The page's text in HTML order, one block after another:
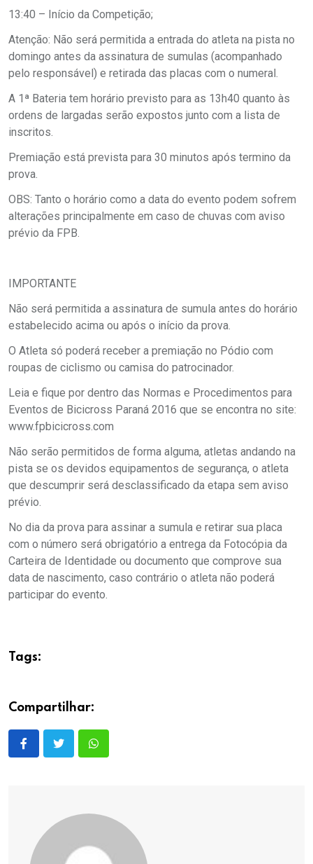
13:40 – Início da Competição;
Atenção: Não será permitida a entrada do atleta na pista no
domingo antes da assinatura de sumulas (acompanhado
pelo responsável) e retirada das placas com o numeral.
A 1ª Bateria tem horário previsto para as 13h40 quanto às
ordens de largadas serão expostos junto com a lista de
inscritos.
Premiação está prevista para 30 minutos após termino da
prova.
OBS: Tanto o horário como a data do evento podem sofrem
alterações principalmente em caso de chuvas com aviso
prévio da FPB.
IMPORTANTE
Não será permitida a assinatura de sumula antes do horário
estabelecido acima ou após o início da prova.
O Atleta só poderá receber a premiação no Pódio com
roupas de ciclismo ou camisa do patrocinador.
Leia e fique por dentro das Normas e Procedimentos para
Eventos de Bicicross Paraná 2016 que se encontra no site:
www.fpbicicross.com
Não serão permitidos de forma alguma, atletas andando na
pista se os devidos equipamentos de segurança, o atleta
que descumprir será desclassificado da etapa sem aviso
prévio.
No dia da prova para assinar a sumula e retirar sua placa
com o número será obrigatório a entrega da Fotocópia da
Carteira de Identidade ou documento que comprove sua
data de nascimento, caso contrário o atleta não poderá
participar do evento.
Tags:
Compartilhar: